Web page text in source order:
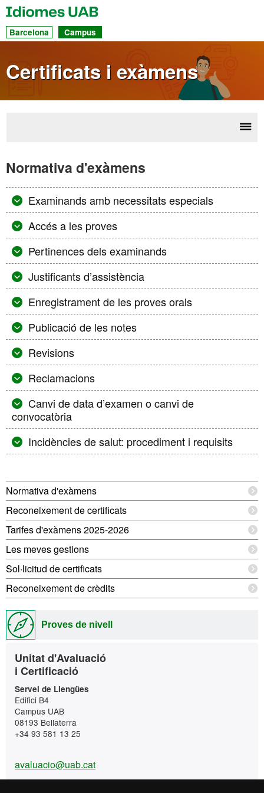
UAB
Barcelona Campus
Certificats i exàmens
Normativa d'exàmens
Examinands amb necessitats especials
Accés a les proves
Pertinences dels examinands
Justificants d’assistència
Enregistrament de les proves orals
Publicació de les notes
Revisions
Reclamacions
convocatòria
Incidències de salut: procediment i requisits
Informació
complementària
Normativa d'exàmens
Reconeixement de certificats
Tarifes d'exàmens 2025-2026
Les meves gestions
Sol·licitud de certificats
Reconeixement de crèdits
Proves de nivell
Contacte
Unitat d'Avaluació
i Certificació
Servei de Llengües
Edifici B4
Campus UAB
08193 Bellaterra
+34 93 581 13 25
avaluacio@uab.cat